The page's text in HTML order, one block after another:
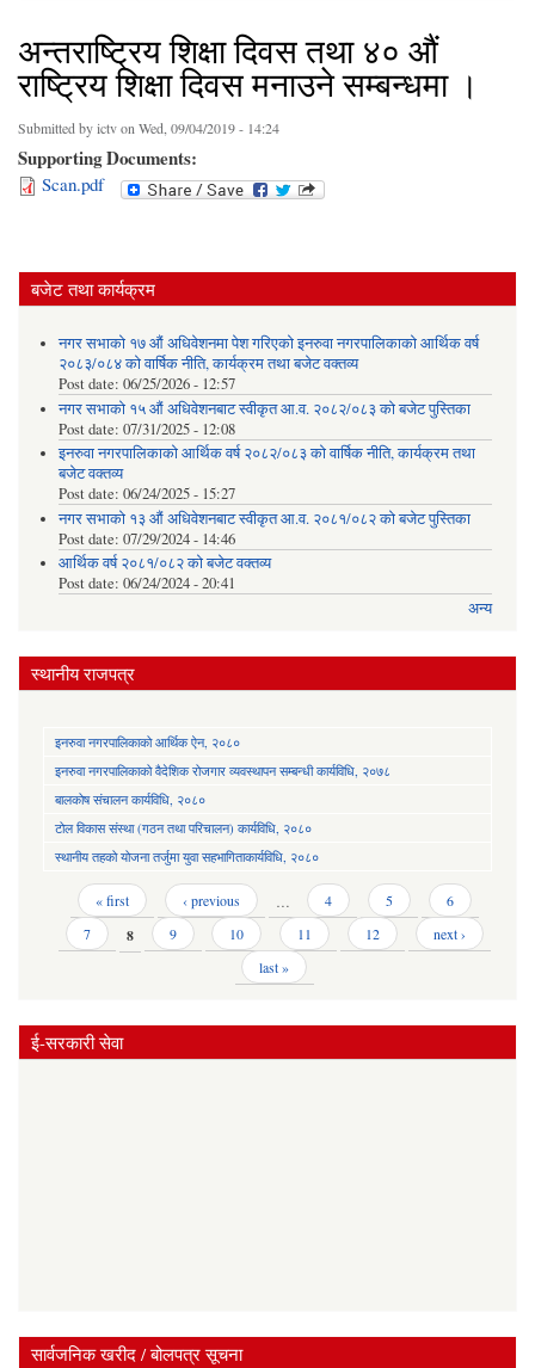
अन्तराष्ट्रिय शिक्षा दिवस तथा ४० औं
राष्ट्रिय शिक्षा दिवस मनाउने सम्बन्धमा ।
Submitted byictvon Wed, 09/04/2019 - 14:24
Supporting Documents:
Scan.pdf
बजेट तथा कार्यक्रम
नगर सभाको १७ औं अधिवेशनमा पेश गरिएको इनरुवा नगरपालिकाको आर्थिक वर्ष
२०८३/०८४ को वार्षिक नीति, कार्यक्रम तथा बजेट वक्तव्य
Post date: 06/25/2026 - 12:57
नगर सभाको १५ औं अधिवेशनबाट स्वीकृत आ.व. २०८२/०८३ को बजेट पुस्तिका
Post date: 07/31/2025 - 12:08
इनरुवा नगरपालिकाको आर्थिक वर्ष २०८२/०८३ को वार्षिक नीति, कार्यक्रम तथा
बजेट वक्तव्य
Post date: 06/24/2025 - 15:27
नगर सभाको १३ औं अधिवेशनबाट स्वीकृत आ.व. २०८१/०८२ को बजेट पुस्तिका
Post date: 07/29/2024 - 14:46
आर्थिक वर्ष २०८१/०८२ को बजेट वक्तव्य
Post date: 06/24/2024 - 20:41
अन्य
स्थानीय राजपत्र
इनरुवा नगरपालिकाको आर्थिक ऐन, २०८०
इनरुवा नगरपालिकाको वैदेशिक रोजगार व्यवस्थापन सम्बन्धी कार्यविधि, २०७८
बालकोष संचालन कार्यविधि, २०८०
टोल विकास संस्था (गठन तथा परिचालन) कार्यविधि, २०८०
स्थानीय तहको योजना तर्जुमा युवा सहभागिताकार्यविधि, २०८०
Pages « first ‹ previous … 4 5
6
7
8 9 10 11 12
next ›
last »
ई-सरकारी सेवा
सार्वजनिक खरीद / बोलपत्र सूचना